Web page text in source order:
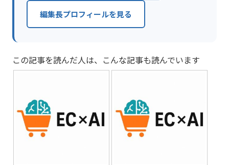
編集長プロフィールを見る
この記事を読んだ人は、こんな記事も読んでいます